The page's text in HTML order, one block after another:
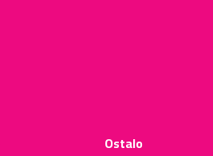
Ostalo